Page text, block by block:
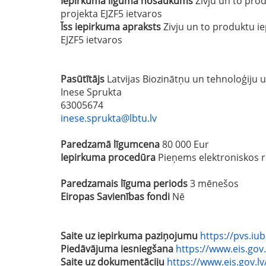
projekta EJZF5 ietvaros
Īss iepirkuma aprakstsZivju un to produktu
EJZF5 ietvaros
Pasūtītājs Latvijas Biozinātņu un tehnoloģiju
Inese Sprukta
63005674
inese.sprukta@lbtu.lv
Paredzamā līgumcena80 000 Eur
Iepirkuma procedūra Pieņems elektroniskos
Paredzamais līguma periods3 mēnešos
Eiropas Savienības fondi Nē
Saite uz iepirkuma paziņojumu https://
Piedāvājuma iesniegšana https://
Saite uz dokumentāciju https://